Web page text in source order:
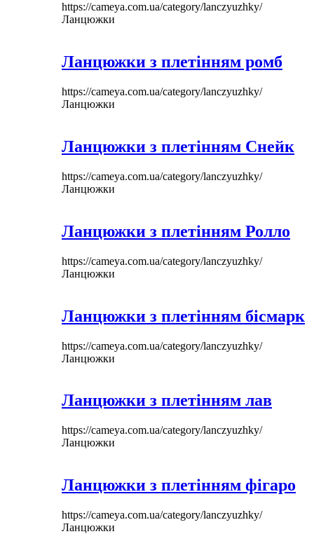
https://cameya.com.ua/category/lanczyuzhky/
Ланцюжки
Ланцюжки з плетінням ромб
https://cameya.com.ua/category/lanczyuzhky/
Ланцюжки
Ланцюжки з плетінням Снейк
https://cameya.com.ua/category/lanczyuzhky/
Ланцюжки
Ланцюжки з плетінням Ролло
https://cameya.com.ua/category/lanczyuzhky/
Ланцюжки
Ланцюжки з плетінням бісмарк
https://cameya.com.ua/category/lanczyuzhky/
Ланцюжки
Ланцюжки з плетінням лав
https://cameya.com.ua/category/lanczyuzhky/
Ланцюжки
Ланцюжки з плетінням фігаро
https://cameya.com.ua/category/lanczyuzhky/
Ланцюжки